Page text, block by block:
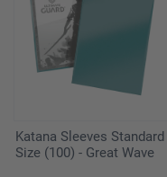
Katana Sleeves Standard
Size (100) - Great Wave